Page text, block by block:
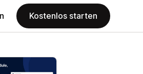
Kostenlos starten